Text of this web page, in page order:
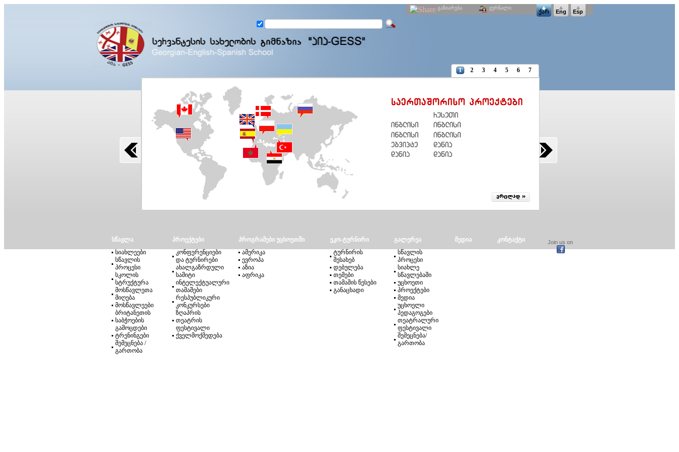
Esp
Eng
ქარ
ჟურნალი
გაზიარება
1 2 3 4 5 6 7
სწავლა
სიახლეები
სწავლის
პროცესი
სკოლის
სტრუქტურა
მოსწავლეთა
მიღება
მოსწავლეები
ბრიტანეთის
საბჭოების
გამოცდები
ტრენინგები
შემეცნება /
გართობა
პროექტები
კონფერენციები
და ტურნირები
ახალგაზრდული
სამიტი
ინტელექტუალური
თამაშები
რესპუბლიკური
კონკურსები
ზღაპრის
თეატრის
ფესტივალი
ქველმოქმედება
პროგრამები უცხოეთში
ამერიკა
ევროპა
აზია
აფრიკა
ეკო-ტურნირი
ტურნირის
შესახებ
დებულება
თემები
თამაშის წესები
განაცხადი
გალერეა
სწავლის
პროცესი
სიახლე
სწავლებაში
უცხოეთი
პროექტები
მედია
უცხოელი
პედაგოგები
თეატრალური
ფესტივალი
შემეცნება/
გართობა
მედია კონტაქტი Join us on